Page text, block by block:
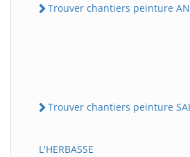
Trouver chantiers peinture
Trouver chantiers peinture
L'HERBASSE